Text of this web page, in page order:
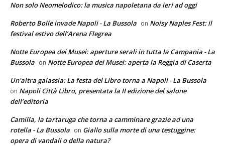
Non solo Neomelodico: la musica napoletana da ieri ad oggi
Roberto Bolle invade Napoli - La Bussola on Noisy Naples Fest: il
festival estivo dell’Arena Flegrea
Notte Europea dei Musei: aperture serali in tutta la Campania - La
Bussola on Notte Europea dei Musei: aperta la Reggia di Caserta
Un'altra galassia: La festa del Libro torna a Napoli - La Bussola
on Napoli Città Libro, presentata la II edizione del salone
dell’editoria
Camilla, la tartaruga che torna a camminare grazie ad una
rotella - La Bussola on Giallo sulla morte di una testuggine:
opera di vandali o della natura?